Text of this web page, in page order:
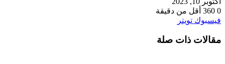
0
أقل من دقيقة
فيسبوك تويتر
البريد
مقالات ذات صلة